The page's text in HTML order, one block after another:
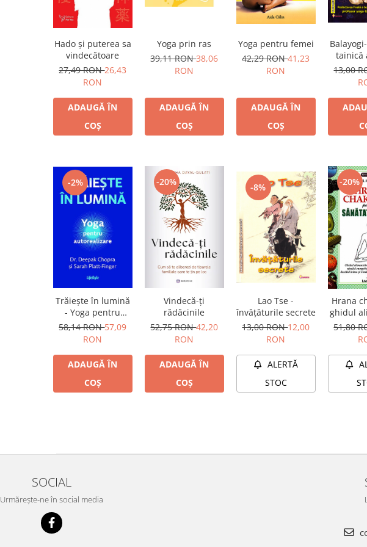
Hado şi puterea sa
vindecătoare
27,49 RON26,43
RON
ADAUGĂ ÎN
COȘ
Yoga prin ras
39,11 RON38,06
RON
ADAUGĂ ÎN
COȘ
Yoga pentru femei
42,29 RON41,23
RON
ADAUGĂ ÎN
COȘ
tainică
13,00
-2%
Trăiește în lumină
- Yoga pentru
autorealizare
58,14 RON57,09
RON
ADAUGĂ ÎN
COȘ
-20%
Vindecă-ți
rădăcinile
52,75 RON42,20
RON
ADAUGĂ ÎN
COȘ
-8%
Lao Tse -
învăţăturile secrete
13,00 RON12,00
RON
ALERTĂ
STOC
-20%
Hrana
ghidul
care
mintea
51,80
SOCIAL
Urmărește-ne în social media